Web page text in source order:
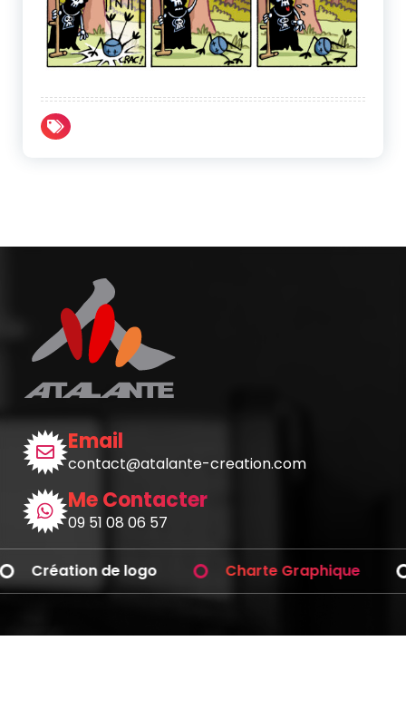
Email
contact@atalante-creation.com
Me Contacter
09 51 08 06 57
Création de logo Charte Graphique